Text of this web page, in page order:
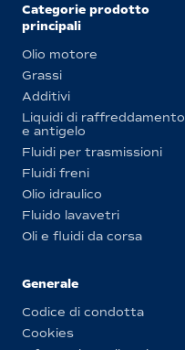
Categorie prodotto
principali
Olio motore
Grassi
Additivi
Liquidi di raffreddamento
e antigelo
Fluidi per trasmissioni
Fluidi freni
Olio idraulico
Fluido lavavetri
Oli e fluidi da corsa
Generale
Codice di condotta
Cookies